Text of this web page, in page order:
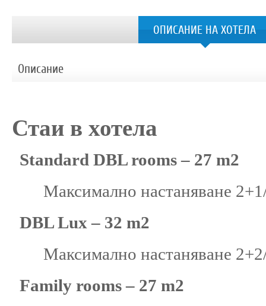
ОПИСАНИЕ НА ХОТЕЛА
Описание
Стаи в хотела
Standard DBL rooms – 27 m2
Максимално настаняване
DBL Lux – 32 m2
Maксимално настаняване
Family rooms – 27 m2